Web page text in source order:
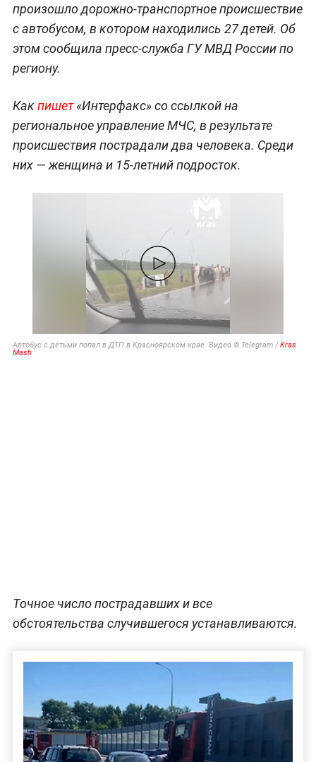
произошло дорожно-транспортное происшествие
с автобусом, в котором находились 27 детей. Об
этом сообщила пресс-служба ГУ МВД России по
региону.
Какпишет«Интерфакс» со ссылкой на
региональное управление МЧС, в результате
происшествия пострадали два человека. Среди
них — женщина и 15-летний подросток.
Автобус с детьми попал в ДТП в Красноярском крае. Видео © Telegram /Kras
Mash
Точное число пострадавших и все
обстоятельства случившегося устанавливаются.